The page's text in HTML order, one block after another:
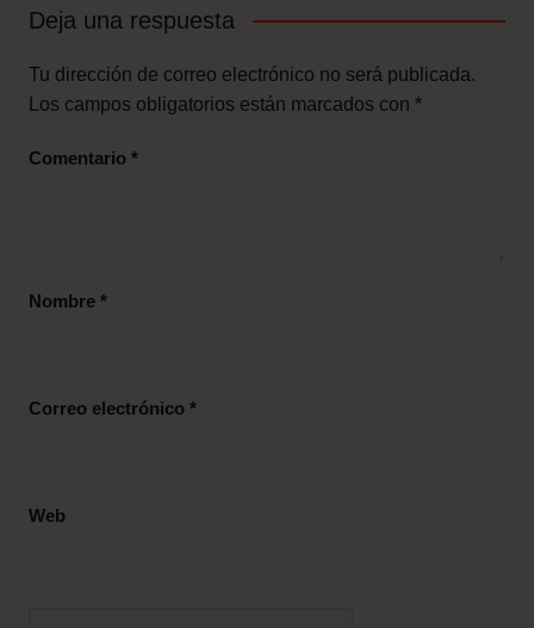
Deja una respuesta
Tu dirección de correo electrónico no será publicada.
Los campos obligatorios están marcados con *
Comentario *
Nombre *
Correo electrónico *
Web